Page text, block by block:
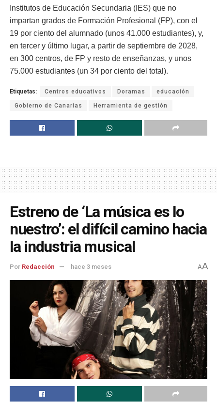
Institutos de Educación Secundaria (IES) que no
impartan grados de Formación Profesional (FP), con el
19 por ciento del alumnado (unos 41.000 estudiantes), y,
en tercer y último lugar, a partir de septiembre de 2028,
en 300 centros, de FP y resto de enseñanzas, y unos
75.000 estudiantes (un 34 por ciento del total).
Etiquetas: Centros educativos Doramas educación
Gobierno de Canarias Herramienta de gestión
Estreno de ‘La música es lo
nuestro’: el difícil camino hacia
la industria musical
Por Redacción hace 3 meses AA